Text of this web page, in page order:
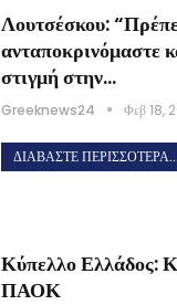
Λουτσέσκου:
ανταποκρινόμαστε
στιγμή στην…
Greeknews24 Φεβ 18,
ΔΙΑΒΆΣΤΕ ΠΕΡΙΣΣΌΤΕΡΑ...
Κύπελλο Ελλάδος:
ΠΑΟΚ